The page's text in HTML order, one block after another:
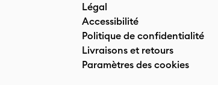
Légal
Accessibilité
Politique de confidentialité
Livraisons et retours
Paramètres des cookies